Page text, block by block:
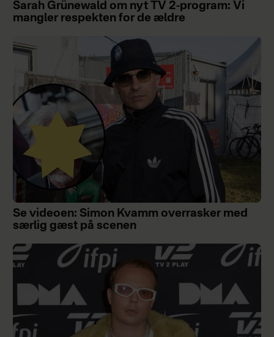
Sarah Grünewald om nyt TV 2-program: Vi
mangler respekten for de ældre
Se videoen: Simon Kvamm overrasker med
særlig gæst på scenen